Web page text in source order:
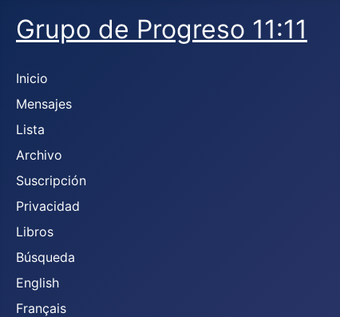
Grupo de Progreso 11:11
Inicio
Mensajes
Lista
Archivo
Suscripción
Privacidad
Libros
Búsqueda
English
Français